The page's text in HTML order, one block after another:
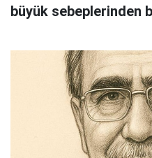
büyük sebeplerinden